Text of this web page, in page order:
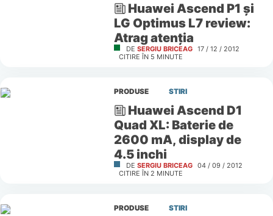
Huawei Ascend P1 și
LG Optimus L7 review:
Atrag atenția
DE SERGIU BRICEAG 17 / 12 / 2012
CITIRE ÎN 5 MINUTE
PRODUSE STIRI
Huawei Ascend D1
Quad XL: Baterie de
2600 mA, display de
4.5 inchi
DE SERGIU BRICEAG 04 / 09 / 2012
CITIRE ÎN 2 MINUTE
PRODUSE STIRI